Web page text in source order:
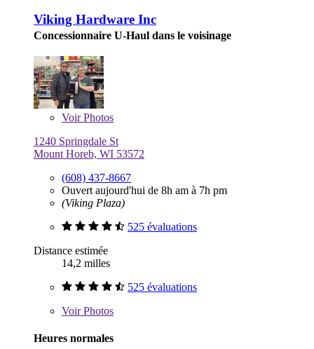
Viking Hardware Inc
Concessionnaire U-Haul dans le voisinage
VoirPhotos
1240 Springdale St
Mount Horeb, WI 53572
(608) 437-8667
Ouvert aujourd'hui de 8h am à 7h pm
(Viking Plaza)
525 évaluations
Distance estimée
14,2 milles
525 évaluations
VoirPhotos
Heures normales